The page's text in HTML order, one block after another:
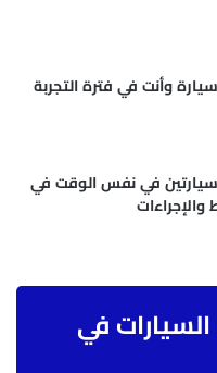
وأنت في فترة التجربة
في نفس الوقت في
والإجراءات
في